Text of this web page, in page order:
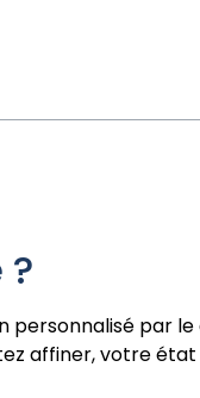
personnalisé par
affiner, votre